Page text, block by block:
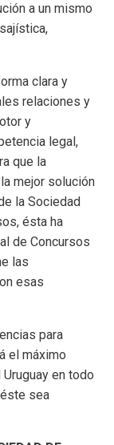
a un mismo
clara y
relaciones y
y
legal,
que la
mejor solución
la Sociedad
ésta ha
de Concursos
las
esas
para
el máximo
en todo
sea